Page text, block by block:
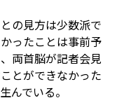
の見方は少数派で
ったことは事前予
両首脳が記者会見
とができなかった
んでいる。